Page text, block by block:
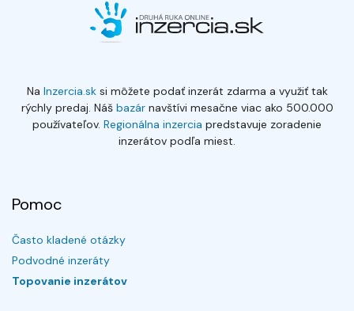
Na Inzercia.sksi môžete podať inzerát zdarma a využiť tak
rýchly predaj. Náš bazárnavštívi mesačne viac ako 500.000
používateľov. Regionálna inzercia predstavuje zoradenie
inzerátov podľa miest.
Pomoc
Často kladené otázky
Podvodné inzeráty
Topovanie inzerátov